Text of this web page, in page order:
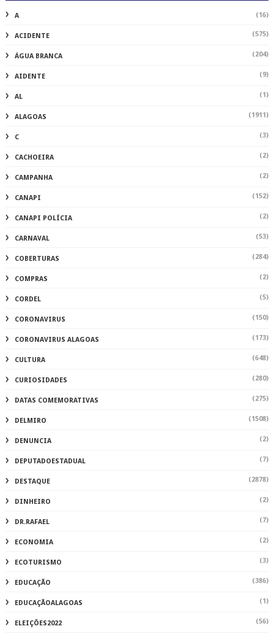
A (16)
ACIDENTE (575)
ÁGUA BRANCA (204)
AIDENTE (9)
AL (1)
ALAGOAS (1911)
C (3)
CACHOEIRA (2)
CAMPANHA (2)
CANAPI (152)
CANAPI POLÍCIA (2)
CARNAVAL (53)
COBERTURAS (284)
COMPRAS (2)
CORDEL (5)
CORONAVIRUS (150)
CORONAVIRUS ALAGOAS (173)
CULTURA (648)
CURIOSIDADES (280)
DATAS COMEMORATIVAS (275)
DELMIRO (1508)
DENUNCIA (2)
DEPUTADOESTADUAL (7)
DESTAQUE (2878)
DINHEIRO (2)
DR.RAFAEL (7)
ECONOMIA (2)
ECOTURISMO (3)
EDUCAÇÃO (386)
EDUCAÇÃOALAGOAS (1)
ELEIÇÕES2022 (56)